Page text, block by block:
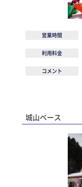
営業時間
利用料金
コメント
城山ベース